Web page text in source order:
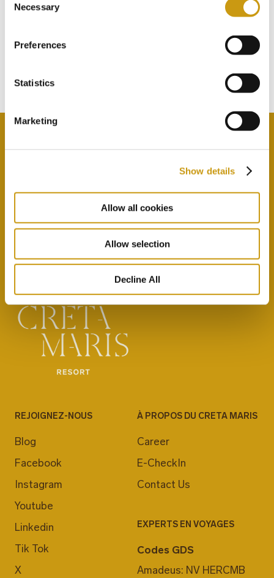
Selection
Necessary
Preferences
Statistics
Marketing
Show details
Allow all cookies
Allow selection
Decline All
newsletterSubsrcibeToNewsletter
REJOIGNEZ-NOUS
Blog
Facebook
Instagram
Youtube
Linkedin
Tik Tok
X
À PROPOS DU CRETA MARIS
Career
E-CheckIn
Contact Us
EXPERTS EN VOYAGES
Codes GDS
Amadeus: NV HERCMB